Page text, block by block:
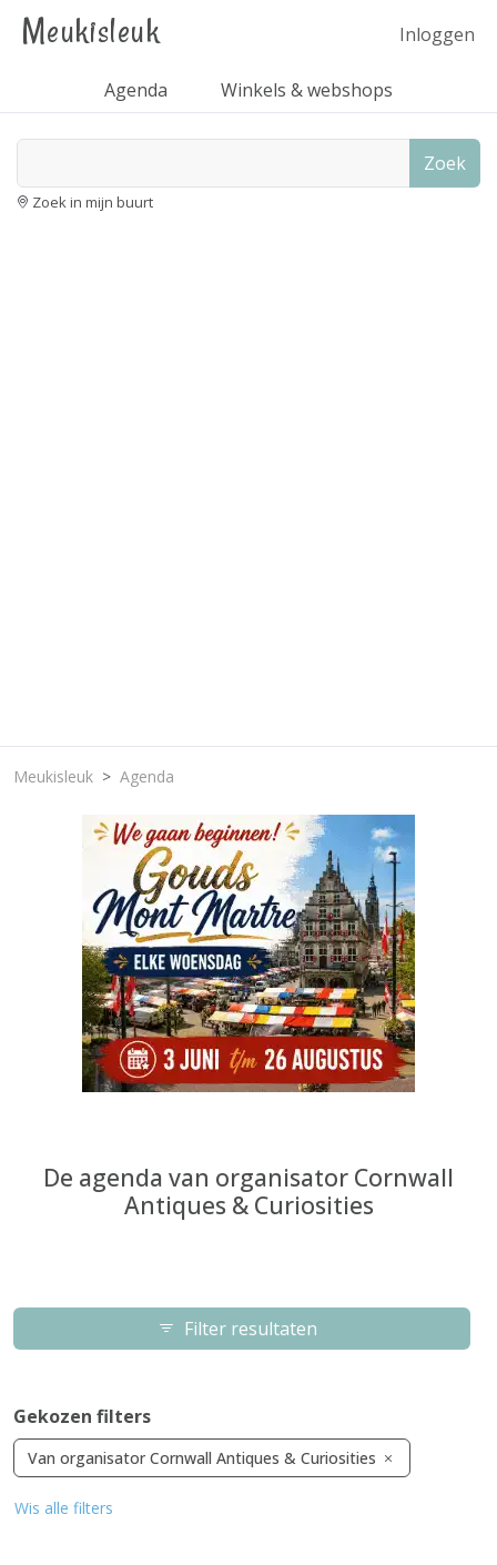
Meukisleuk Inloggen
Agenda Winkels & webshops
Zoek
Zoek in mijn buurt
Meukisleuk Agenda
De agenda van organisator Cornwall
Antiques & Curiosities
Filter resultaten
Gekozen filters
Van organisator Cornwall Antiques & Curiosities
Wis alle filters